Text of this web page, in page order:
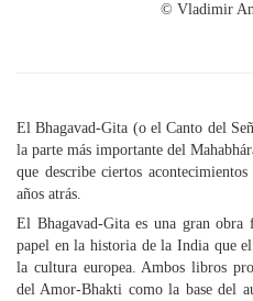
© Vladimir
El Bhagavad-Gita (o el Canto del
la parte más importante del
que describe ciertos
años atrás.
El Bhagavad-Gita es una gran obra
papel en la historia de la India que
la cultura europea. Ambos libros
del Amor-Bhakti como la base del